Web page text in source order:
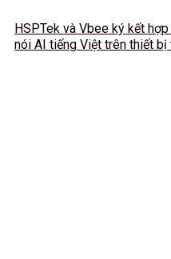
HSPTek và Vbee ký kết
nói AI tiếng Việt trên thiết bị